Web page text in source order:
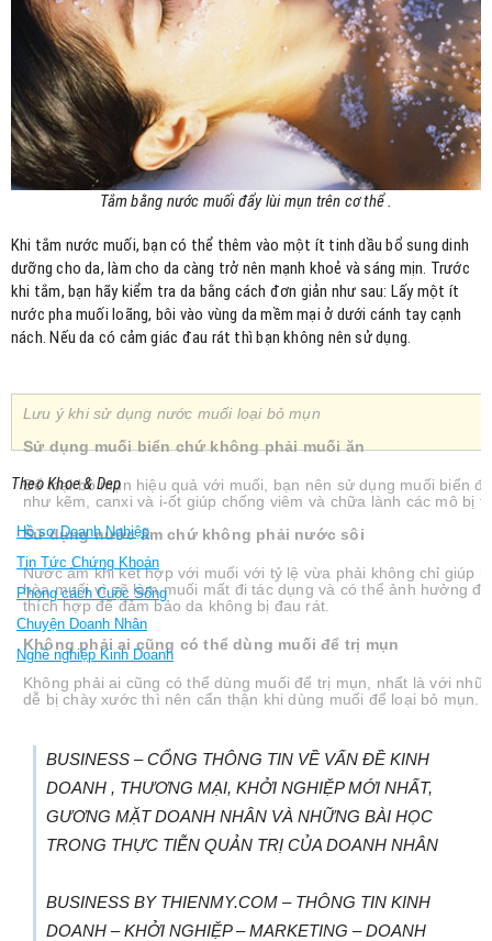
Tắm bằng nước muối đẩy lùi mụn trên cơ thể .
Khi tắm nước muối, bạn có thể thêm vào một ít tinh dầu bổ sung dinh
dưỡng cho da, làm cho da càng trở nên mạnh khoẻ và sáng mịn. Trước
khi tắm, bạn hãy kiểm tra da bằng cách đơn giản như sau: Lấy một ít
nước pha muối loãng, bôi vào vùng da mềm mại ở dưới cánh tay cạnh
nách. Nếu da có cảm giác đau rát thì bạn không nên sử dụng.
Lưu ý khi sử dụng nước muối loại bỏ mụn
Sử dụng muối biển chứ không phải muối ăn
Để loại bỏ mụn hiệu quả với muối, bạn nên sử dụng muối biển
như kẽm, canxi và i-ốt giúp chống viêm và chữa lành các mô bị
Sử dụng nước ấm chứ không phải nước sôi
Nước ấm khi kết hợp với muối với tỷ lệ vừa phải không chỉ giúp
hòa muối vì sẽ làm muối mất đi tác dụng và có thể ảnh hưởng
thích hợp để đảm bảo da không bị đau rát.
Không phải ai cũng có thể dùng muối để trị mụn
Không phải ai cũng có thể dùng muối để trị mụn, nhất là với
dễ bị chày xước thì nên cẩn thận khi dùng muối để loại bỏ
Theo Khoe & Dep
Hồ sơ Doanh Nghiệp
Tin Tức Chứng Khoán
Phong cách Cuộc Sống
Chuyện Doanh Nhân
Nghề nghiệp Kinh Doanh
BUSINESS – CỔNG THÔNG TIN VỀ VẤN ĐỀ KINH
DOANH , THƯƠNG MẠI, KHỞI NGHIỆP MỚI NHẤT,
GƯƠNG MẶT DOANH NHÂN VÀ NHỮNG BÀI HỌC
TRONG THỰC TIỄN QUẢN TRỊ CỦA DOANH NHÂN
BUSINESS BY THIENMY.COM – THÔNG TIN KINH
DOANH – KHỞI NGHIỆP – MARKETING – DOANH